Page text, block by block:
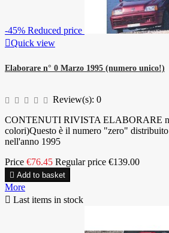
-45% Reduced price
Quick view
Elaborare n° 0 Marzo 1995 (numero unico!)
Review(s): 0
CONTENUTI RIVISTA ELABORARE
colori)Questo è il numero "zero"
nell'anno 1995
Price €76.45 Regular price €139.00
 Add to basket
More
 Last items in stock